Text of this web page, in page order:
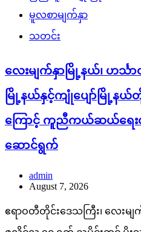
မူလစာမျက်နှာ
သတင်း
လေးမျက်နှာမြို့နယ်၊ ဟင်္သ
မြို့နယ်နှင့်ကျုံပျော်မြို့နယ်
ကြောင့် ကူညီကယ်ဆယ်ရေး
ဆောင်ရွက်
admin
August 7, 2026
ဧရာဝတီတိုင်းဒေသကြီး၊ လေးမ